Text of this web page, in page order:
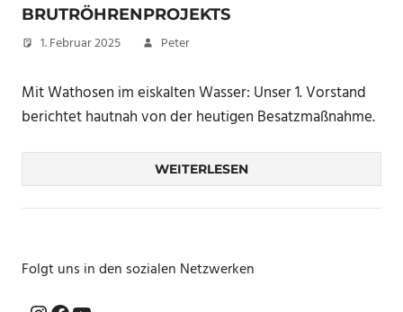
BRUTRÖHRENPROJEKTS
1. Februar 2025 Peter
Mit Wathosen im eiskalten Wasser: Unser 1. Vorstand
berichtet hautnah von der heutigen Besatzmaßnahme.
WEITERLESEN
Folgt uns in den sozialen Netzwerken